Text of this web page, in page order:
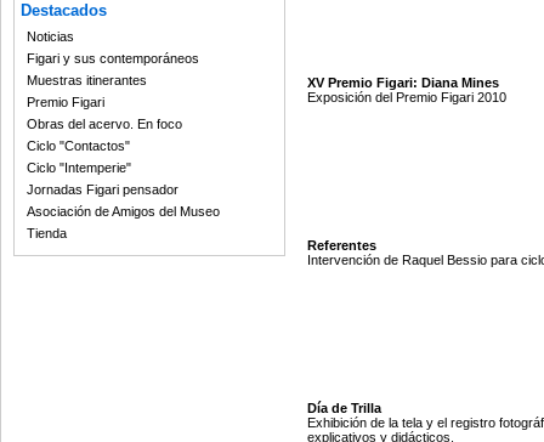
Destacados
Noticias
Figari y sus contemporáneos
Muestras itinerantes
Premio Figari
Obras del acervo. En foco
Ciclo "Contactos"
Ciclo "Intemperie"
Jornadas Figari pensador
Asociación de Amigos del Museo
Tienda
XV Premio Figari: Diana Mines
Exposición del Premio Figari 2010
Referentes
Intervención de Raquel Bessio para
Día de Trilla
Exhibición de la tela y el registro
explicativos y didácticos.